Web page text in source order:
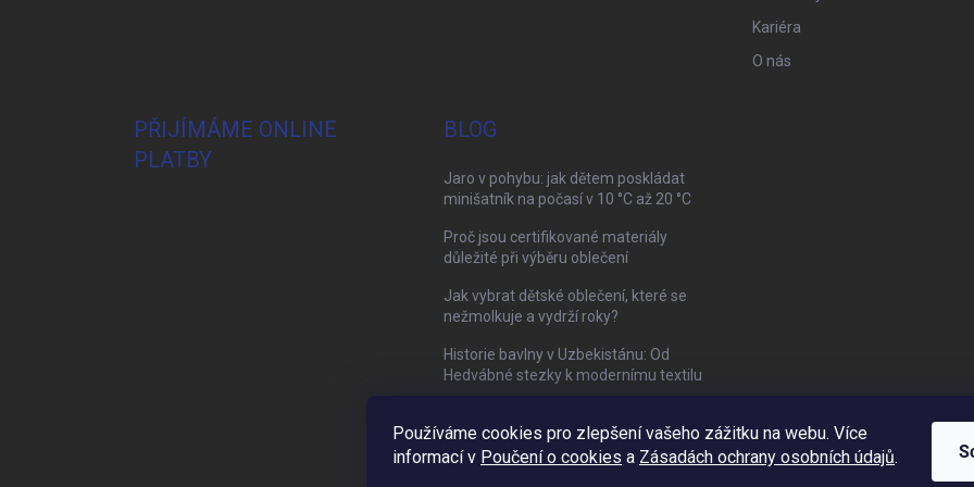
Používáme cookies pro zlepšení vašeho zážitku na webu. Více
informací v Poučení o cookies a Zásadách ochrany osobních údajů.
Kariéra
O nás
PŘIJÍMÁME ONLINE
PLATBY
BLOG
Jaro v pohybu: jak dětem poskládat
minišatník na počasí v 10 °C až 20 °C
Proč jsou certifikované materiály
důležité při výběru oblečení
Jak vybrat dětské oblečení, které se
nežmolkuje a vydrží roky?
Historie bavlny v Uzbekistánu: Od
Hedvábné stezky k modernímu textilu
Mamazone | Allegro.cz | Řešení sporů on-line